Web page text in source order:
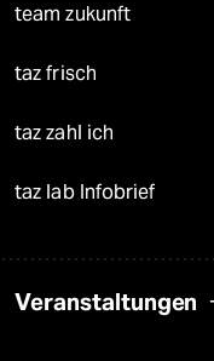
team zukunft
taz frisch
taz zahl ich
taz lab Infobrief
Veranstaltungen